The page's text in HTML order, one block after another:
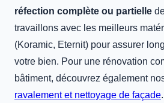
réfection complète ou partielle
travaillons avec les meilleurs
(Koramic, Eternit) pour assurer
votre bien. Pour une rénovation
bâtiment, découvrez également
ravalement et nettoyage de façade.